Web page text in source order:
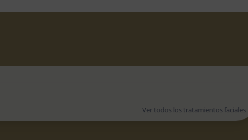
Ver todos los tratamientos faciales